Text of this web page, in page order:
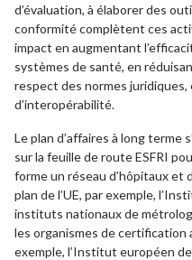
d’évaluation, à élaborer des
conformité complètent ces
impact en augmentant
systèmes de santé, en
respect des normes
d’interopérabilité.
Le plan d’affaires à long terme
sur la feuille de route ESFRI
forme un réseau d’hôpitaux et
plan de l’UE, par exemple,
instituts nationaux de
les organismes de certification
exemple, l’Institut européen